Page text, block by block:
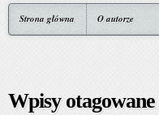
Strona główna O autorze
Wpisy otagowane